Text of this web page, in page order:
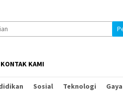
KONTAK KAMI
Sosial Teknologi